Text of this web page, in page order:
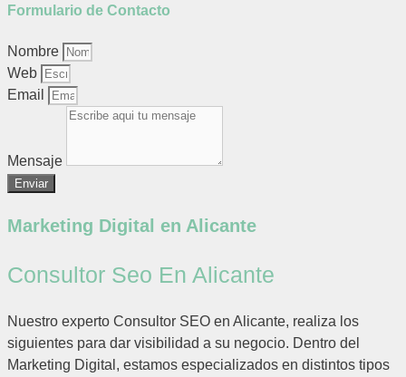
Formulario de Contacto
Nombre
Web
Email
Mensaje
Enviar
Marketing Digital en Alicante
Consultor Seo En Alicante
Nuestro experto Consultor SEO en Alicante, realiza los
siguientes para dar visibilidad a su negocio. Dentro del
Marketing Digital, estamos especializados en distintos tipos